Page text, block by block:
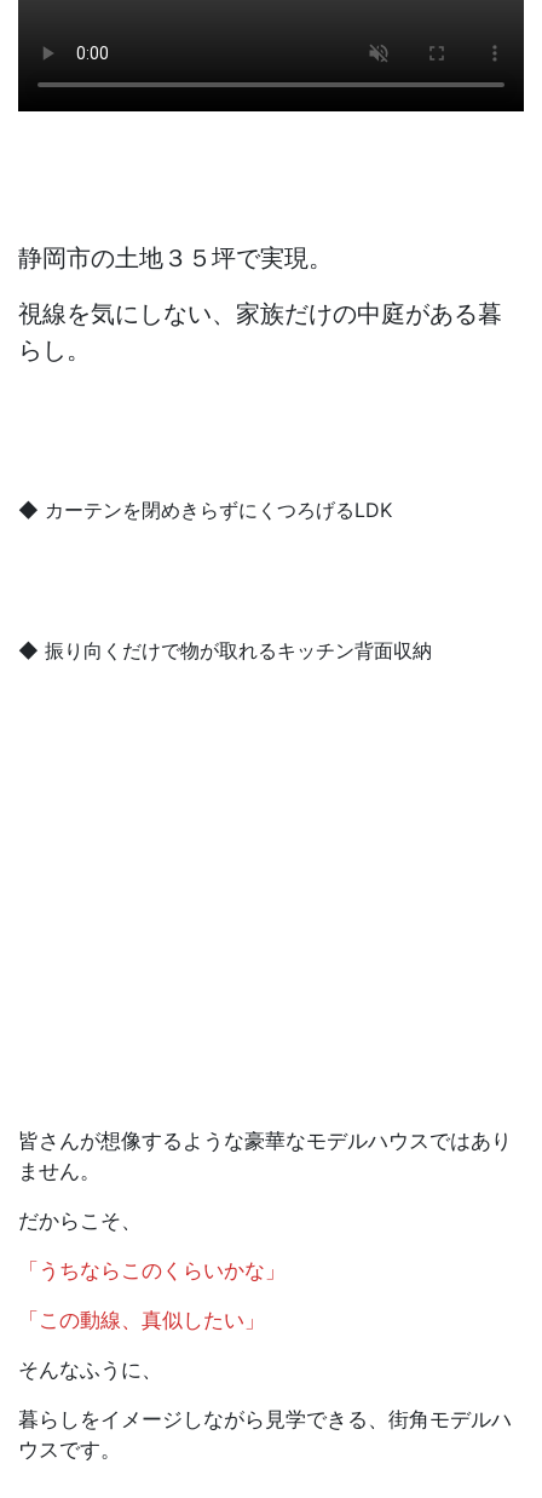
静岡市の土地３５坪で実現。
視線を気にしない、家族だけの中庭がある暮
らし。
◆ カーテンを閉めきらずにくつろげるLDK
◆ 振り向くだけで物が取れるキッチン背面収納
皆さんが想像するような豪華なモデルハウスではあり
ません。
だからこそ、
「うちならこのくらいかな」
「この動線、真似したい」
そんなふうに、
暮らしをイメージしながら見学できる、街角モデルハ
ウスです。